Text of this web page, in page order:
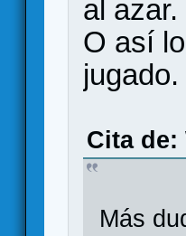
al
O así
jugado.
Cita de:
Más